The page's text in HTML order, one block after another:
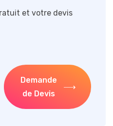
et votre devis
Demande
de Devis